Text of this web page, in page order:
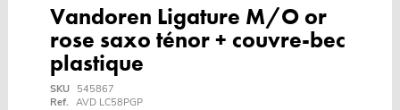
Vandoren Ligature M/O or
rose saxo ténor + couvre-bec
plastique
SKU
545867
Ref. AVD LC58PGP